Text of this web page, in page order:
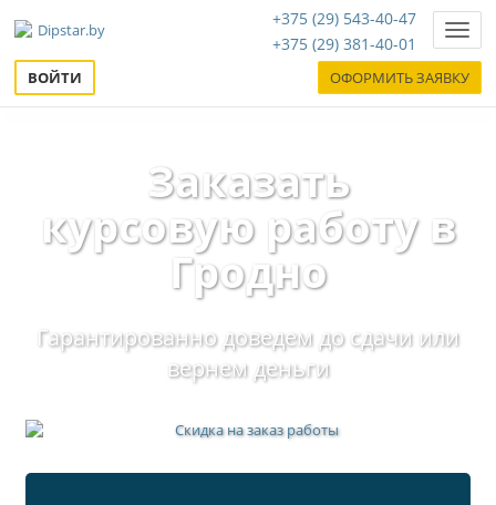
+375 (29) 543-40-47
+375 (29) 381-40-01
ВОЙТИ ОФОРМИТЬ ЗАЯВКУ
Заказать
курсовую работу в
Гродно
Гарантированно доведем до сдачи или
вернем деньги